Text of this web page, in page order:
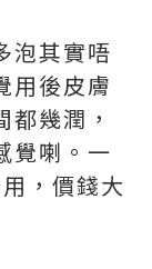
泡其實唔
用後皮膚
幾潤，
覺喇。一
，價錢大